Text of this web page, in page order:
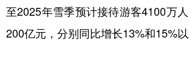
至2025年雪季预计接待游客4100万
200亿元，分别同比增长13%和15%以